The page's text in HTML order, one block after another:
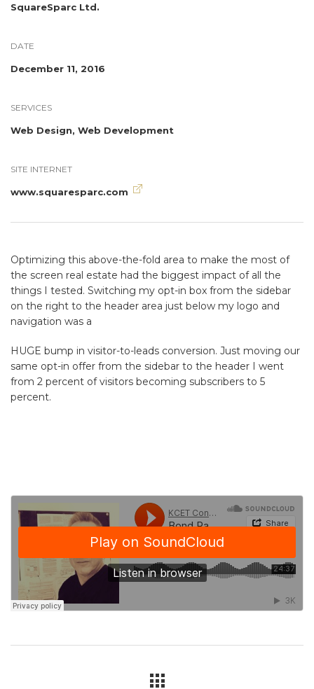
SquareSparc Ltd.
DATE
December 11, 2016
SERVICES
Web Design, Web Development
SITE INTERNET
www.squaresparc.com
Optimizing this above-the-fold area to make the most of
the screen real estate had the biggest impact of all the
things I tested. Switching my opt-in box from the sidebar
on the right to the header area just below my logo and
navigation was a
HUGE bump in visitor-to-leads conversion. Just moving our
same opt-in offer from the sidebar to the header I went
from 2 percent of visitors becoming subscribers to 5
percent.